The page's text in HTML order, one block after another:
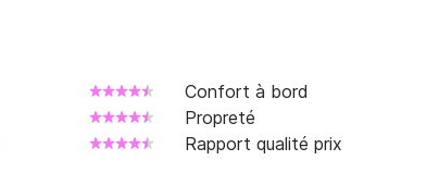
Confort à bord
Propreté
Rapport qualité prix